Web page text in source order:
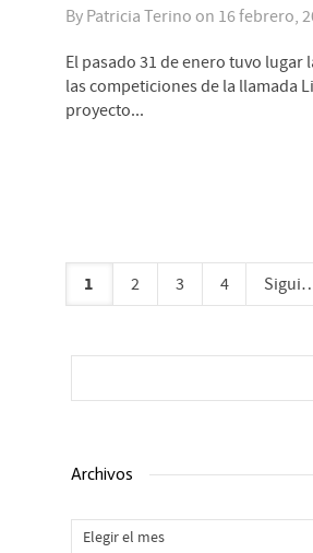
By Patricia Terino on 16 febrero,
El pasado 31 de enero tuvo lugar
las competiciones de la llamada
proyecto...
1 2 3 4
Archivos
Archivos